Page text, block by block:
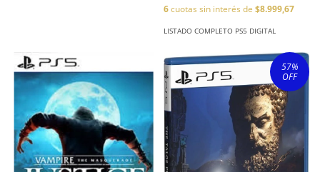
6cuotas sin interés de $8.999,67
LISTADO COMPLETO PS5 DIGITAL
57%
OFF